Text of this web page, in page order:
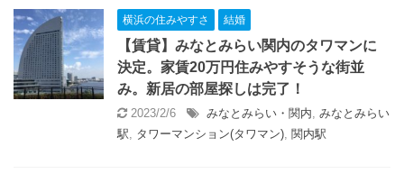
横浜の住みやすさ 結婚
【賃貸】みなとみらい関内のタワマンに
決定。家賃20万円住みやすそうな街並
み。新居の部屋探しは完了！
2023/2/6 みなとみらい・関内, みなとみらい
駅, タワーマンション(タワマン), 関内駅